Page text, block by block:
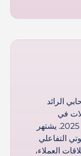
الرائد
في
الإمارات العربية المتحدة بحلول عام 2025. يشتهر
التفاعلي
العملاء،